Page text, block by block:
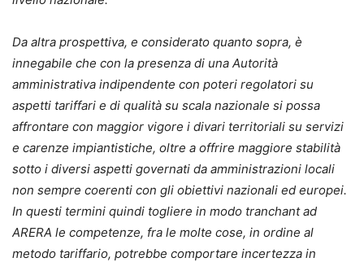
Da altra prospettiva, e considerato quanto sopra, è
innegabile che con la presenza di una Autorità
amministrativa indipendente con poteri regolatori su
aspetti tariffari e di qualità su scala nazionale si possa
affrontare con maggior vigore i divari territoriali su servizi
e carenze impiantistiche, oltre a offrire maggiore stabilità
sotto i diversi aspetti governati da amministrazioni locali
non sempre coerenti con gli obiettivi nazionali ed europei.
In questi termini quindi togliere in modo tranchant ad
ARERA le competenze, fra le molte cose, in ordine al
metodo tariffario, potrebbe comportare incertezza in